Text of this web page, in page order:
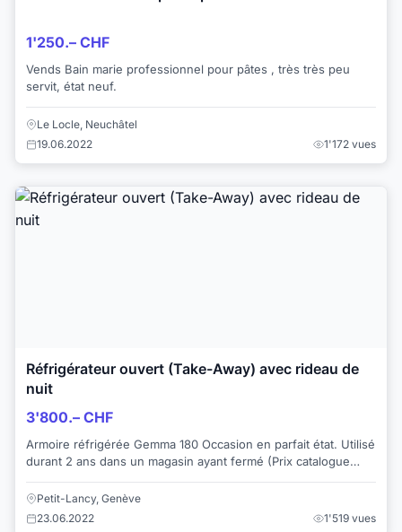
1'250.– CHF
Vends Bain marie professionnel pour pâtes , très très peu
servit, état neuf.
Le Locle, Neuchâtel
19.06.2022
1'172 vues
Réfrigérateur ouvert (Take-Away) avec rideau de
nuit
3'800.– CHF
Armoire réfrigérée Gemma 180 Occasion en parfait état. Utilisé
durant 2 ans dans un magasin ayant fermé (Prix catalogue
Petit-Lancy, Genève
23.06.2022
1'519 vues